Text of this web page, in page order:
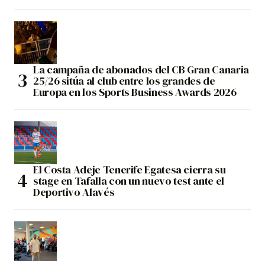
La campaña de abonados del CB Gran Canaria
25/26 sitúa al club entre los grandes de
Europa en los Sports Business Awards 2026
El Costa Adeje Tenerife Egatesa cierra su
stage en Tafalla con un nuevo test ante el
Deportivo Alavés